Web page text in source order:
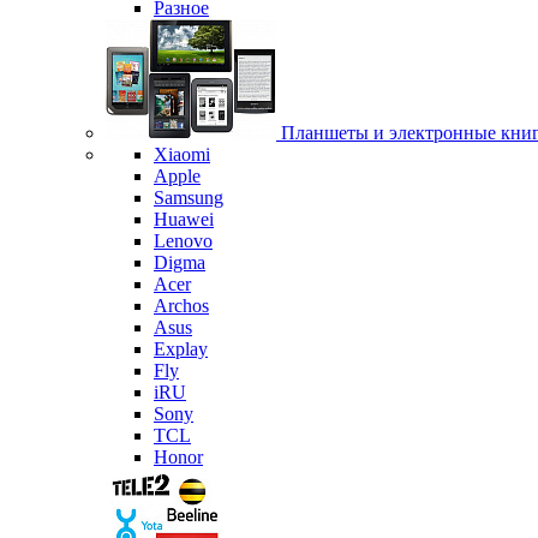
Разное
Планшеты и электронные
Xiaomi
Apple
Samsung
Huawei
Lenovo
Digma
Acer
Archos
Asus
Explay
Fly
iRU
Sony
TCL
Honor